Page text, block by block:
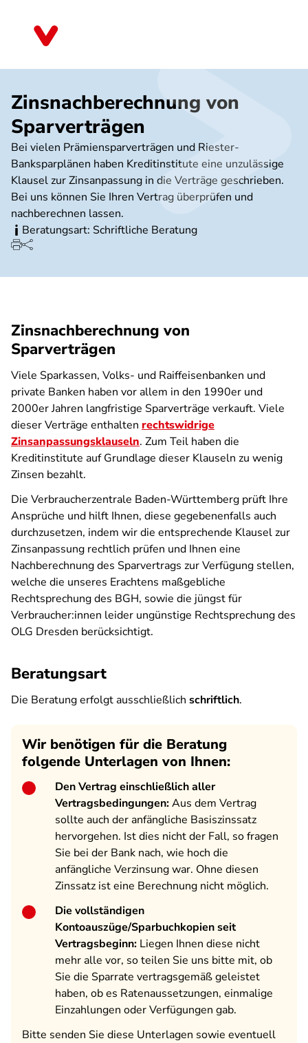
Zinsnachberechnung von
Sparverträgen
Bei vielen Prämiensparverträgen und Riester-
Banksparplänen haben Kreditinstitute eine unzulässige
Klausel zur Zinsanpassung in die Verträge geschrieben.
Bei uns können Sie Ihren Vertrag überprüfen und
nachberechnen lassen.
Beratungsart: Schriftliche Beratung
Zinsnachberechnung von
Sparverträgen
Viele Sparkassen, Volks- und Raiffeisenbanken und
private Banken haben vor allem in den 1990er und
2000er Jahren langfristige Sparverträge verkauft. Viele
dieser Verträge enthalten rechtswidrige
Zinsanpassungsklauseln. Zum Teil haben die
Kreditinstitute auf Grundlage dieser Klauseln zu wenig
Zinsen bezahlt.
Die Verbraucherzentrale Baden-Württemberg prüft Ihre
Ansprüche und hilft Ihnen, diese gegebenenfalls auch
durchzusetzen, indem wir die entsprechende Klausel zur
Zinsanpassung rechtlich prüfen und Ihnen eine
Nachberechnung des Sparvertrags zur Verfügung stellen,
welche die unseres Erachtens maßgebliche
Rechtsprechung des BGH, sowie die jüngst für
Verbraucher:innen leider ungünstige Rechtsprechung des
OLG Dresden berücksichtigt.
Beratungsart
Die Beratung erfolgt ausschließlich schriftlich.
Wir benötigen für die Beratung
folgende Unterlagen von Ihnen:
Den Vertrag einschließlich aller
Vertragsbedingungen:Aus dem Vertrag
sollte auch der anfängliche Basiszinssatz
hervorgehen. Ist dies nicht der Fall, so fragen
Sie bei der Bank nach, wie hoch die
anfängliche Verzinsung war. Ohne diesen
Zinssatz ist eine Berechnung nicht möglich.
Die vollständigen
Kontoauszüge/Sparbuchkopien seit
Vertragsbeginn: Liegen Ihnen diese nicht
mehr alle vor, so teilen Sie uns bitte mit, ob
Sie die Sparrate vertragsgemäß geleistet
haben, ob es Ratenaussetzungen, einmalige
Einzahlungen oder Verfügungen gab.
Bitte senden Sie diese Unterlagen sowie eventuell